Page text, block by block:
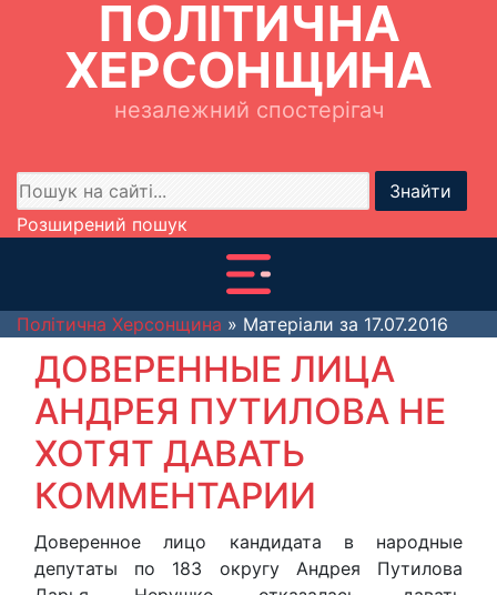
ПОЛІТИЧНА
ХЕРСОНЩИНА
незалежний спостерігач
Знайти
Розширений пошук
Політична Херсонщина » Матеріали за 17.07.2016
ДОВЕРЕННЫЕ ЛИЦА
АНДРЕЯ ПУТИЛОВА НЕ
ХОТЯТ ДАВАТЬ
КОММЕНТАРИИ
Доверенное лицо кандидата в народные
депутаты по 183 округу Андрея Путилова